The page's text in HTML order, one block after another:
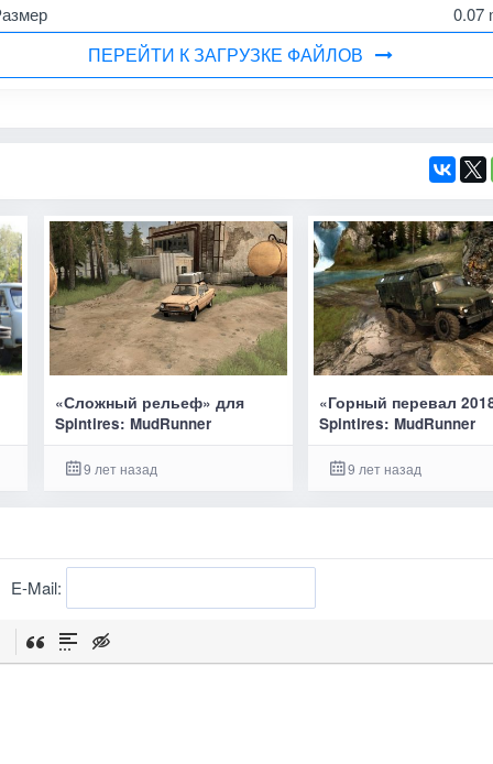
0.07
ПЕРЕЙТИ К ЗАГРУЗКЕ ФАЙЛОВ
«Сложный рельеф» для
Spintires: MudRunner
9 лет назад
«Горный перевал
Spintires: MudRunner
9 лет назад
E-Mail: